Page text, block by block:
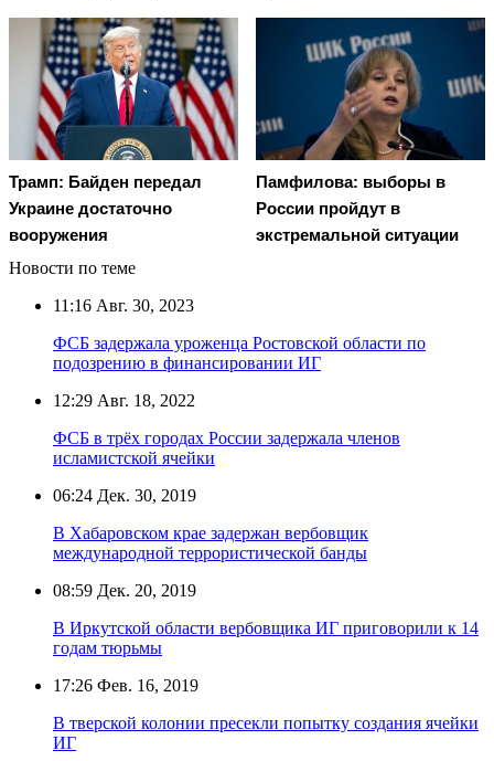
Трамп: Байден передал
Украине достаточно
вооружения
Памфилова: выборы в
России пройдут в
экстремальной ситуации
Новости по теме
11:16 Авг. 30, 2023
ФСБ задержала уроженца Ростовской области по
подозрению в финансировании ИГ
12:29 Авг. 18, 2022
ФСБ в трёх городах России задержала членов
исламистской ячейки
06:24 Дек. 30, 2019
В Хабаровском крае задержан вербовщик
международной террористической банды
08:59 Дек. 20, 2019
В Иркутской области вербовщика ИГ приговорили к 14
годам тюрьмы
17:26 Фев. 16, 2019
В тверской колонии пресекли попытку создания ячейки
ИГ